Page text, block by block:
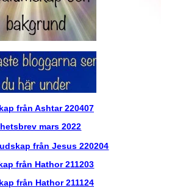
från Ashtar 220407
mars 2022
från Jesus 220204
från Hathor 211203
från Hathor 211124